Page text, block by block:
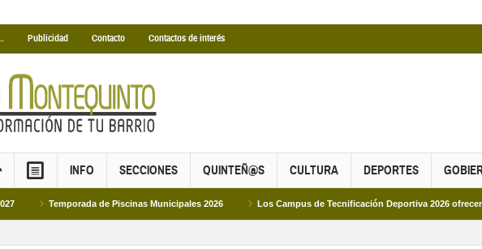
Publicidad Contacto Contactos de interés
INFO SECCIONES QUINTEÑ@S CULTURA DEPORTES
de Piscinas Municipales 2026 Los Campus de Tecnificación Deportiva 2026 ofrecen cuatro